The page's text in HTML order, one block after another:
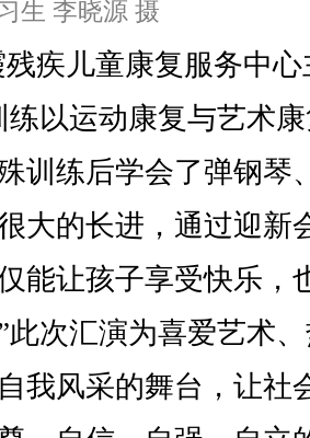
生 李晓源 摄
疾儿童康复服务中
练以运动康复与艺术
训练后学会了弹钢琴
大的长进，通过迎新
能让孩子享受快乐，
此次汇演为喜爱艺术
我风采的舞台，让社